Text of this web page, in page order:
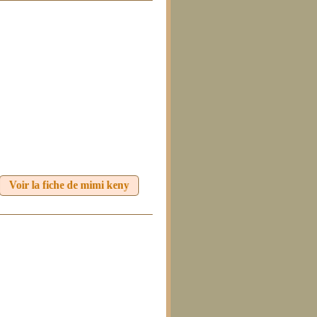
Voir la fiche de mimi keny